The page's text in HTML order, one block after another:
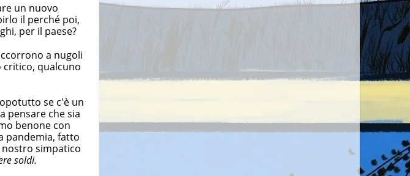
un nuovo
il perché poi,
per il paese?
a nugoli
critico, qualcuno
se c'è un
pensare che sia
benone con
pandemia, fatto
nostro simpatico
soldi.